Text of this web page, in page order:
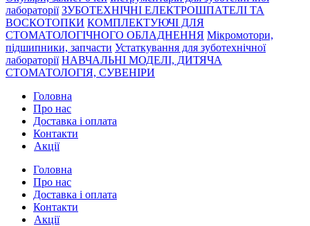
лабораторії ЗУБОТЕХНІЧНІ ЕЛЕКТРОШПАТЕЛІ ТА
ВОСКОТОПКИ КОМПЛЕКТУЮЧІ ДЛЯ
СТОМАТОЛОГІЧНОГО ОБЛАДНЕННЯ Мікромотори,
підшипники, запчасти Устаткування для зуботехнічної
лабораторії НАВЧАЛЬНІ МОДЕЛІ, ДИТЯЧА
СТОМАТОЛОГІЯ, СУВЕНІРИ
Головна
Про нас
Доставка і оплата
Контакти
Акції
Головна
Про нас
Доставка і оплата
Контакти
Акції